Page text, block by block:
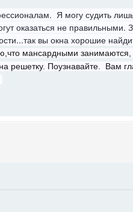
Я могу судить
оказаться не правильными.
вы окна хорошие
мансардными занимаются,
решетку. Поузнавайте. Вам